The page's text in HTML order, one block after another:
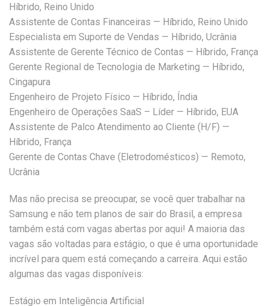
Híbrido, Reino Unido
Assistente de Contas Financeiras — Híbrido, Reino Unido
Especialista em Suporte de Vendas — Híbrido, Ucrânia
Assistente de Gerente Técnico de Contas — Híbrido, França
Gerente Regional de Tecnologia de Marketing — Híbrido,
Cingapura
Engenheiro de Projeto Físico — Híbrido, Índia
Engenheiro de Operações SaaS – Líder — Híbrido, EUA
Assistente de Palco Atendimento ao Cliente (H/F) —
Híbrido, França
Gerente de Contas Chave (Eletrodomésticos) — Remoto,
Ucrânia
Mas não precisa se preocupar, se você quer trabalhar na
Samsung e não tem planos de sair do Brasil, a empresa
também está com vagas abertas por aqui! A maioria das
vagas são voltadas para estágio, o que é uma oportunidade
incrível para quem está começando a carreira. Aqui estão
algumas das vagas disponíveis:
Estágio em Inteligência Artificial